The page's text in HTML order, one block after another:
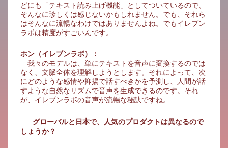
どにも「テキスト読み上げ機能」としてついているので、
そんなに珍しくは感じないかもしれません。でも、それら
はそんなに流暢なわけではありませんよね。でもイレブン
ラボは精度がすごいんです。
ホン（イレブンラボ）：
我々のモデルは、単にテキストを音声に変換するのでは
なく、文脈全体を理解しようとします。それによって、次
にどのような感情や抑揚で話すべきかを予測し、人間が話
すような自然なリズムで音声を生成できるのです。それ
が、イレブンラボの音声が流暢な秘訣ですね。
── グローバルと日本で、人気のプロダクトは異なるので
しょうか？